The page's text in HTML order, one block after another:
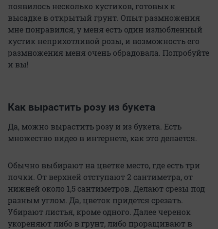
появилось несколько кустиков, готовых к
высадке в открытый грунт. Опыт размножения
мне понравился, у меня есть один излюбленный
кустик неприхотливой розы, и возможность его
размножения меня очень обрадовала. Попробуйте
и вы!
Как вырастить розу из букета
Да, можно вырастить розу и из букета. Есть
множество видео в интернете, как это делается.
Обычно выбирают на цветке место, где есть три
почки. От верхней отступают 2 сантиметра, от
нижней около 1,5 сантиметров. Делают срезы под
разным углом. Да, цветок придется срезать.
Убирают листья, кроме одного. Далее черенок
укореняют либо в грунт, либо проращивают в